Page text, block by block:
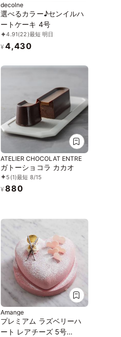
decolne
選べるカラー♪センイルハ
ートケーキ 4号
4.91(22)最短 明日
¥ 4,430
ATELIER CHOCOLAT ENTRE
ガトーショコラ カカオ
5 (1)最短 8/15
¥ 880
Amange
プレミアム ラズベリーハ
ート レアチーズ 5号